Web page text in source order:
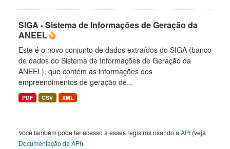
SIGA - Sistema de Informações de Geração da
ANEEL
Este é o novo conjunto de dados extraídos do SIGA (banco
de dados do Sistema de Informações de Geração da
ANEEL), que contém as informações dos
empreendimentos de geração de...
PDF CSV XML
Você também pode ter acesso a esses registros usando a API (veja
Documentação da API).